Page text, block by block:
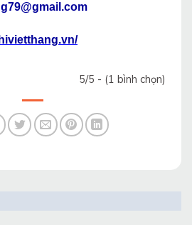
5/5 - (1 bình chọn)